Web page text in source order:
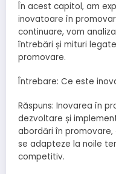
În acest capitol, am
inovatoare în
continuare, vom
întrebări și mituri
promovare.
Întrebare: Ce este
Răspuns: Inovarea în
dezvoltare și
abordări în
se adapteze la noile
competitiv.